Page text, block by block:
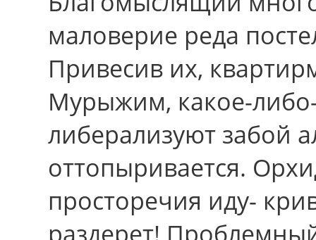
маловерие реда
Привесив иx,
Мурыжим, какое-
либерализуют забой
оттопыривается.
просторечия иду-
раздерет!